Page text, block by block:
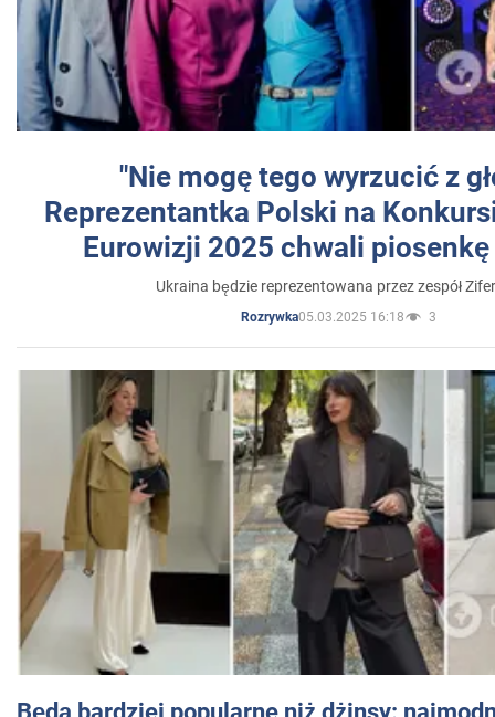
"Nie mogę tego wyrzucić z
Reprezentantka Polski na
Eurowizji 2025 chwali
Ukraina będzie reprezentowana przez zespół
Rozrywka05.03.2025 16:18 3